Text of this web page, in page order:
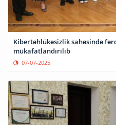
Kibertəhlükəsizlik sahəsində
mükafatlandırılıb
07-07-2025